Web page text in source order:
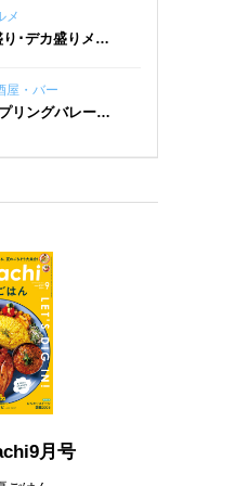
メ
･デカ盛りメニ
屋・バー
リングバレー豊
月号